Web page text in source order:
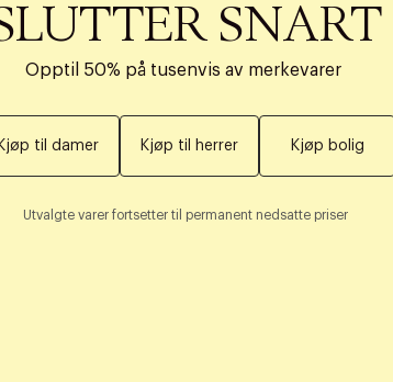
SNART
Opptil 50% på tusenvis av merkevarer
Kjøp til damer Kjøp til herrer Kjøp bolig
Utvalgte varer fortsetter til permanent nedsatte priser